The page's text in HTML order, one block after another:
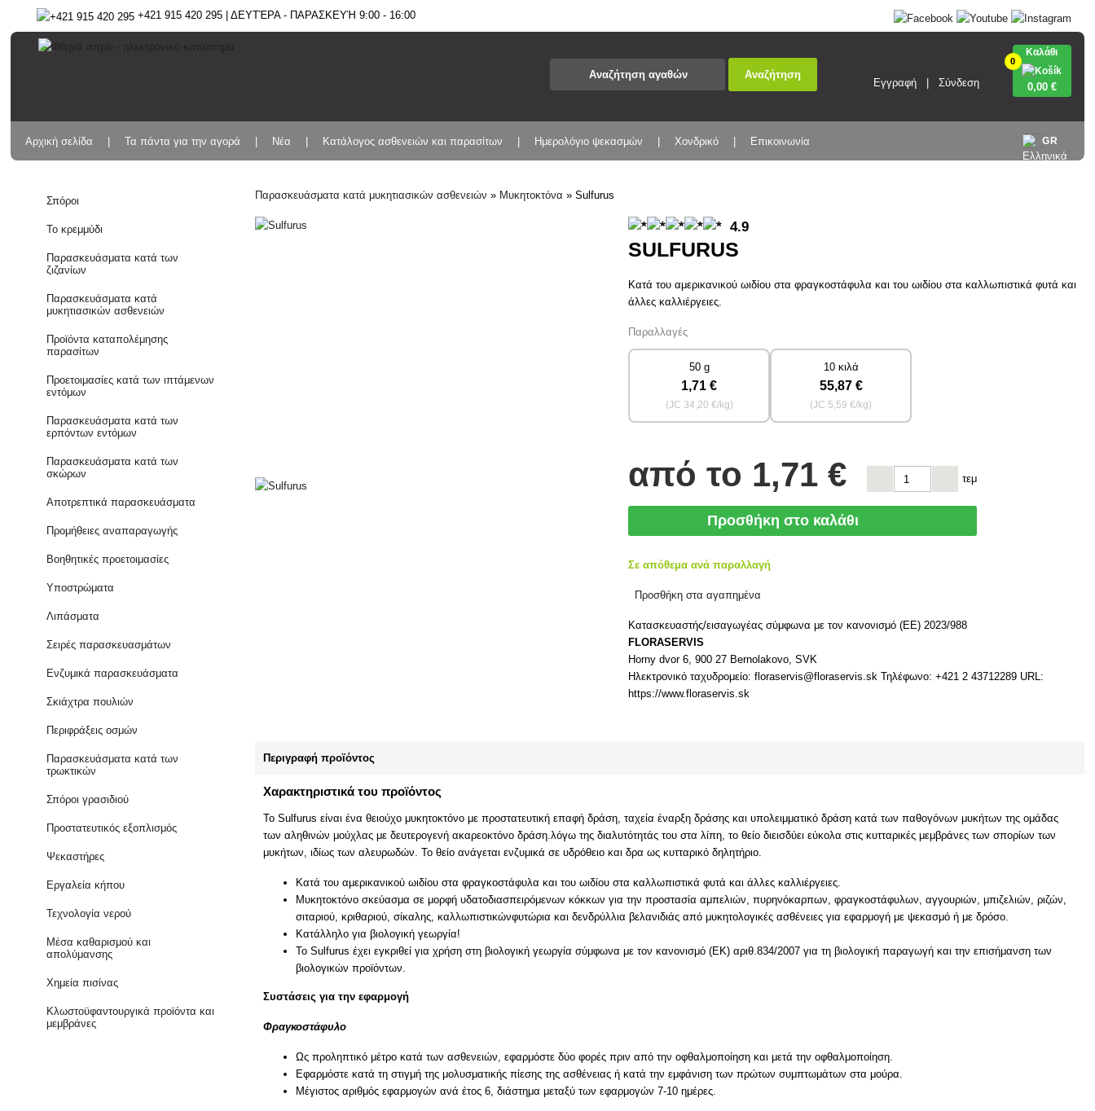
+421 915 420 295 | ΔΕΥΤΈΡΑ - ΠΑΡΑΣΚΕΥΉ 9:00 - 16:00
Αναζήτηση
Εγγραφή Σύνδεση
0
Καλάθι
0,00 €
GR
Αρχική σελίδα Τα πάντα για την αγορά Νέα Κατάλογος ασθενειών και παρασίτων Ημερολόγιο ψεκασμών Χονδρικό Επικοινωνία
Σπόροι
Το κρεμμύδι
Παρασκευάσματα κατά των
ζιζανίων
Παρασκευάσματα κατά
μυκητιασικών ασθενειών
Προϊόντα καταπολέμησης
παρασίτων
Προετοιμασίες κατά των ιπτάμενων
εντόμων
Παρασκευάσματα κατά των
ερπόντων εντόμων
Παρασκευάσματα κατά των
σκώρων
Αποτρεπτικά παρασκευάσματα
Προμήθειες αναπαραγωγής
Βοηθητικές προετοιμασίες
Υποστρώματα
Λιπάσματα
Σειρές παρασκευασμάτων
Ενζυμικά παρασκευάσματα
Σκιάχτρα πουλιών
Περιφράξεις οσμών
Παρασκευάσματα κατά των
τρωκτικών
Σπόροι γρασιδιού
Προστατευτικός εξοπλισμός
Ψεκαστήρες
Εργαλεία κήπου
Τεχνολογία νερού
Μέσα καθαρισμού και
απολύμανσης
Χημεία πισίνας
Κλωστοϋφαντουργικά προϊόντα και
μεμβράνες
Παρασκευάσματα κατά μυκητιασικών ασθενειών » Μυκητοκτόνα »Sulfurus
4.9
SULFURUS
Κατά του αμερικανικού ωιδίου στα φραγκοστάφυλα και του ωιδίου στα καλλωπιστικά φυτά και
άλλες καλλιέργειες.
Παραλλαγές
50 g
1,71 €
(JC 34,20 €/kg)
10 κιλά
55,87 €
(JC 5,59 €/kg)
από το 1,71 € τεμ
Προσθήκη στο καλάθι
Σε απόθεμα ανά παραλλαγή
Προσθήκη στα αγαπημένα
Κατασκευαστής/εισαγωγέας σύμφωνα με τον κανονισμό (ΕΕ) 2023/988
FLORASERVIS
Horny dvor 6, 900 27 Bernolakovo, SVK
Ηλεκτρονικό ταχυδρομείο: floraservis@floraservis.sk Τηλέφωνο: +421 2 43712289 URL:
https://www.floraservis.sk
Περιγραφή προϊόντος
Χαρακτηριστικά του προϊόντος
Το Sulfurus είναι ένα θειούχο μυκητοκτόνο με προστατευτική επαφή δράση, ταχεία έναρξη δράσης και υπολειμματικό δράση κατά των παθογόνων μυκήτων της ομάδας
των αληθινών μούχλας με δευτερογενή ακαρεοκτόνο δράση.λόγω της διαλυτότητάς του στα λίπη, το θείο διεισδύει εύκολα στις κυτταρικές μεμβράνες των σπορίων των
μυκήτων, ιδίως των αλευρωδών. Το θείο ανάγεται ενζυμικά σε υδρόθειο και δρα ως κυτταρικό δηλητήριο.
Κατά του αμερικανικού ωιδίου στα φραγκοστάφυλα και του ωιδίου στα καλλωπιστικά φυτά και άλλες καλλιέργειες.
Μυκητοκτόνο σκεύασμα σε μορφή υδατοδιασπειρόμενων κόκκων για την προστασία αμπελιών, πυρηνόκαρπων, φραγκοστάφυλων, αγγουριών, μπιζελιών, ριζών,
σιταριού, κριθαριού, σίκαλης, καλλωπιστικώνφυτώρια και δενδρύλλια βελανιδιάς από μυκητολογικές ασθένειες για εφαρμογή με ψεκασμό ή με δρόσο.
Κατάλληλο για βιολογική γεωργία!
Το Sulfurus έχει εγκριθεί για χρήση στη βιολογική γεωργία σύμφωνα με τον κανονισμό (ΕΚ) αριθ.834/2007 για τη βιολογική παραγωγή και την επισήμανση των
βιολογικών προϊόντων.
Συστάσεις για την εφαρμογή
Φραγκοστάφυλο
Ως προληπτικό μέτρο κατά των ασθενειών, εφαρμόστε δύο φορές πριν από την οφθαλμοποίηση και μετά την οφθαλμοποίηση.
Εφαρμόστε κατά τη στιγμή της μολυσματικής πίεσης της ασθένειας ή κατά την εμφάνιση των πρώτων συμπτωμάτων στα μούρα.
Μέγιστος αριθμός εφαρμογών ανά έτος 6, διάστημα μεταξύ των εφαρμογών 7-10 ημέρες.